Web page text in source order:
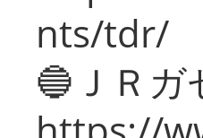
nts/tdr/
🔵ＪＲガ